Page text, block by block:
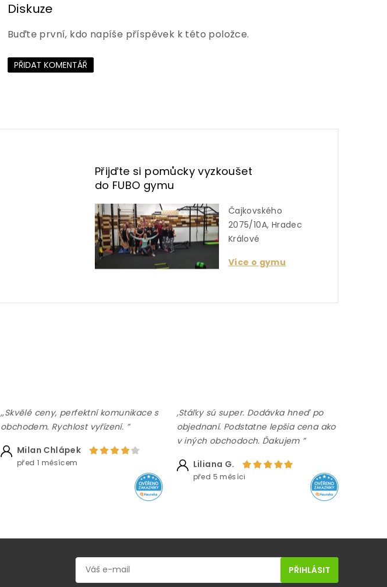
Diskuze
Buďte první, kdo napíše příspěvek k této položce.
PŘIDAT KOMENTÁŘ
Přijďte si pomůcky vyzkoušet
do FUBO gymu
Čajkovského
2075/10A, Hradec
Králové
Více o gymu
,,Skvělé ceny, perfektní komunikace s
obchodem. Rychlost vyřízení. ”
Milan Chlápek
před 1 měsícem
,Stálky sú super. Dodávka hneď po
objednaní. Podstatne lepšia cena ako
v iných obchodoch. Ďakujem ”
Liliana G.
před 5 měsíci